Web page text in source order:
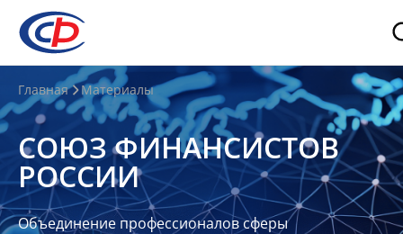
О
нас
О
СФР
Совет
Союза
Главная Материалы
СОЮЗ ФИНАНСИСТОВ
РОССИИ
Объединение профессионалов сферы